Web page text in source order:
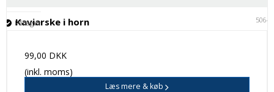
Kaviarske i horn 5064
På lager
99,00 DKK
(inkl. moms)
Læs mere & køb